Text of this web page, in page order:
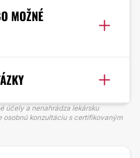
MOŽNÉ
účely a nenahrádza lekársku
osobnú konzultáciu s certifikovaným